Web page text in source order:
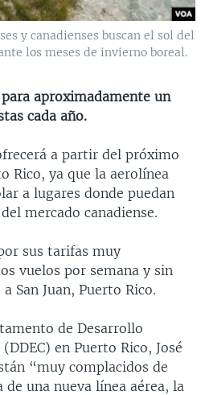
y canadienses buscan el sol del
los meses de invierno boreal.
aproximadamente un
cada año.
a partir del próximo
Rico, ya que la aerolínea
a lugares donde puedan
mercado canadiense.
sus tarifas muy
vuelos por semana y sin
San Juan, Puerto Rico.
de Desarrollo
en Puerto Rico, José
“muy complacidos de
una nueva línea aérea, la